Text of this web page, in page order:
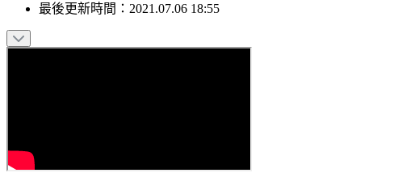
最後更新時間： 2021.07.06 18:55